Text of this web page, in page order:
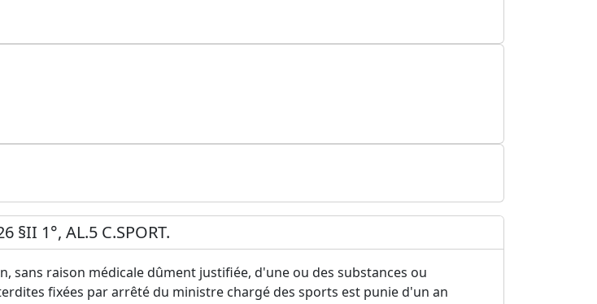
§II 1°, AL.5 C.SPORT.
sans raison médicale dûment justifiée, d'une ou des substances ou
fixées par arrêté du ministre chargé des sports est punie d'un an